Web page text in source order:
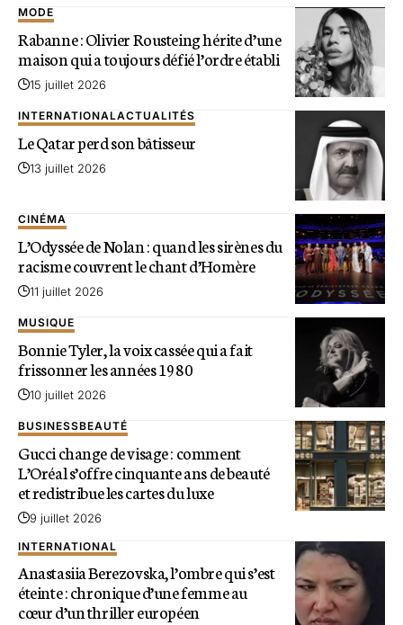
MODE
Rabanne : Olivier Rousteing hérite d’une
maison qui a toujours défié l’ordre établi
15 juillet 2026
INTERNATIONALACTUALITÉS
Le Qatar perd son bâtisseur
13 juillet 2026
CINÉMA
L’Odyssée de Nolan : quand les sirènes du
racisme couvrent le chant d’Homère
11 juillet 2026
MUSIQUE
Bonnie Tyler, la voix cassée qui a fait
frissonner les années 1980
10 juillet 2026
BUSINESSBEAUTÉ
Gucci change de visage : comment
L’Oréal s’offre cinquante ans de beauté
et redistribue les cartes du luxe
9 juillet 2026
INTERNATIONAL
Anastasiia Berezovska, l’ombre qui s’est
éteinte : chronique d’une femme au
cœur d’un thriller européen